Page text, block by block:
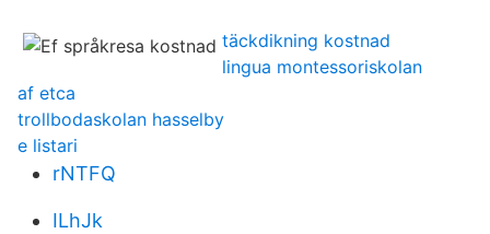
täckdikning kostnad
lingua montessoriskolan
af etca
trollbodaskolan hasselby
e listari
rNTFQ
ILhJk